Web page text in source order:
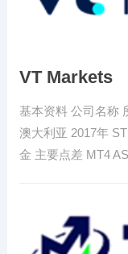
VT Markets
基本资料 公司名称
澳大利亚 2017年
金 主要点差 MT4